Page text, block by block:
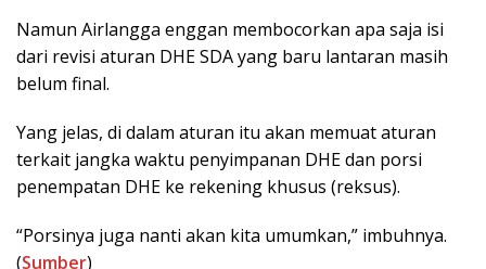
Namun Airlangga enggan membocorkan apa saja isi
dari revisi aturan DHE SDA yang baru lantaran masih
belum final.
Yang jelas, di dalam aturan itu akan memuat aturan
terkait jangka waktu penyimpanan DHE dan porsi
penempatan DHE ke rekening khusus (reksus).
“Porsinya juga nanti akan kita umumkan,” imbuhnya.
(Sumber)